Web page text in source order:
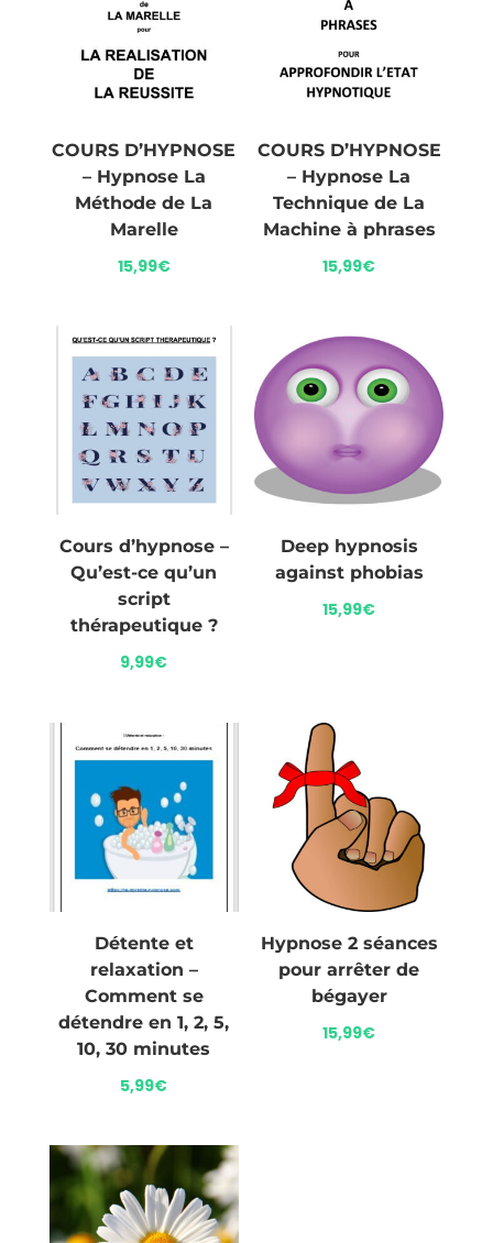
COURS D’HYPNOSE
– Hypnose La
Méthode de La
Marelle
15,99€
COURS D’HYPNOSE
– Hypnose La
Technique de La
Machine à phrases
15,99€
Cours d’hypnose –
Qu’est-ce qu’un
script
thérapeutique ?
9,99€
Deep hypnosis
against phobias
15,99€
Détente et
relaxation –
Comment se
détendre en 1, 2, 5,
10, 30 minutes
5,99€
Hypnose 2 séances
pour arrêter de
bégayer
15,99€